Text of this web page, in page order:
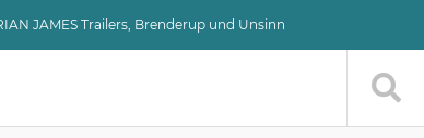
JAMES Trailers, Brenderup und Unsinn